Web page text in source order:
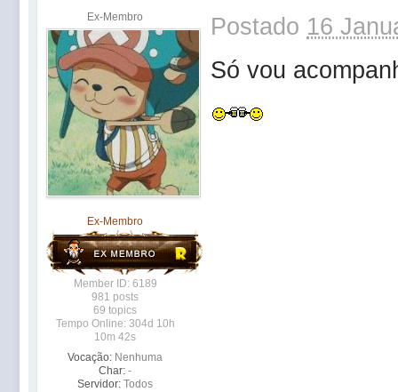
Ex-Membro
Ex-Membro
Member ID: 6189
981 posts
69 topics
Tempo Online: 304d 10h
10m 42s
Vocação: Nenhuma
Char: -
Servidor: Todos
Postado 16
Só vou